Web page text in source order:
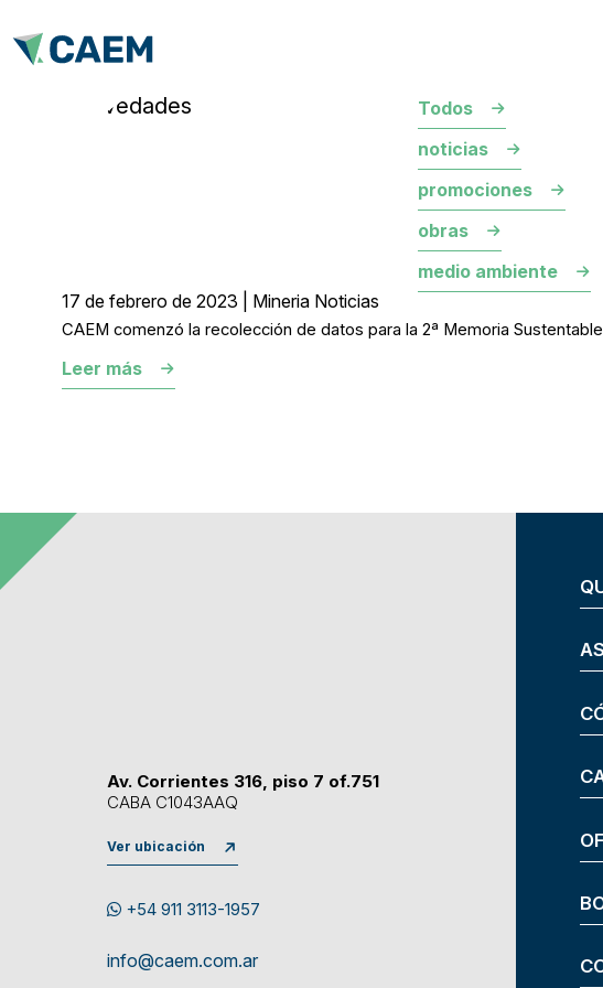
novedades
Todos
noticias
promociones
obras
medio ambiente
17 de febrero de 2023 | Mineria Noticias
CAEM comenzó la recolección de datos para la 2ª Memoria
Leer más
Av. Corrientes 316, piso 7 of.751
CABA C1043AAQ
Ver ubicación
+54 911 3113-1957
info@caem.com.ar